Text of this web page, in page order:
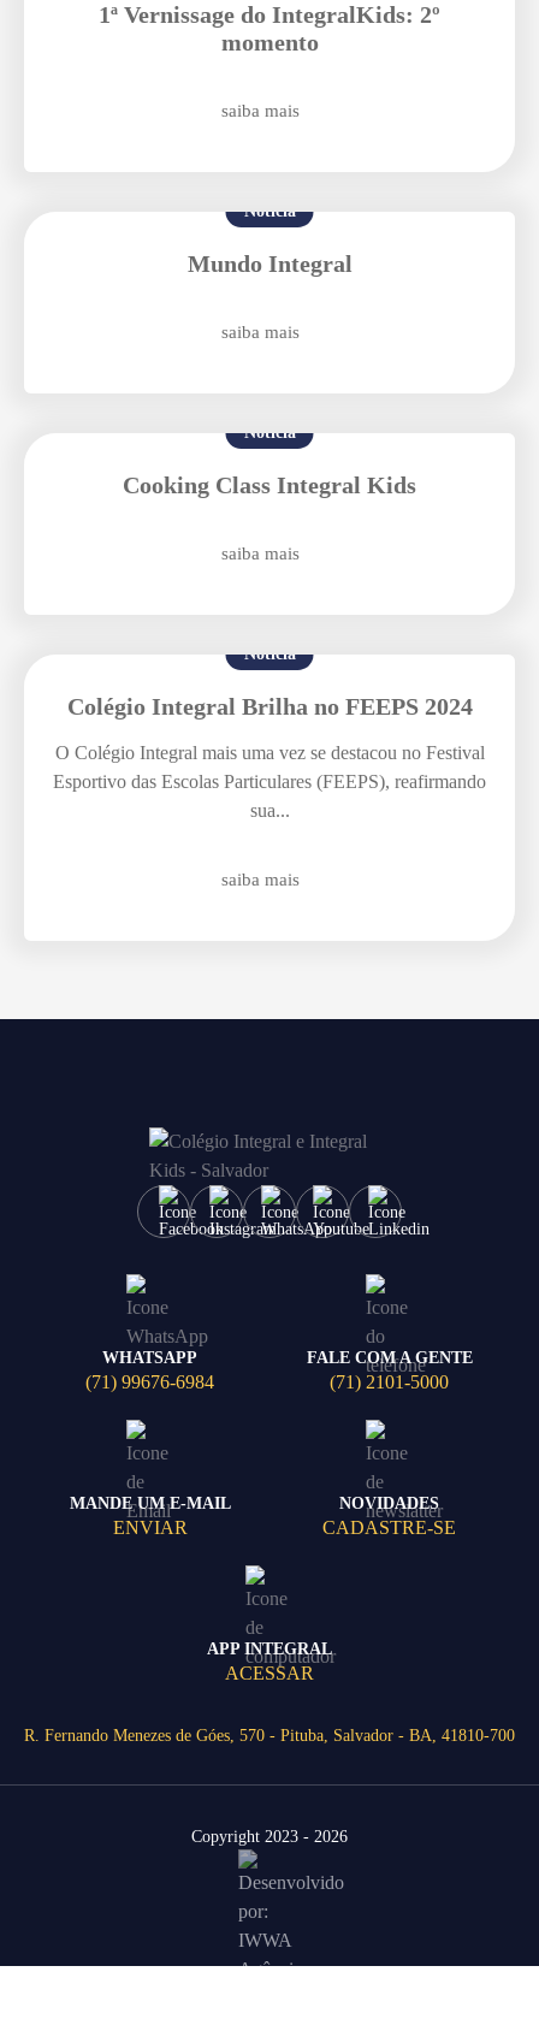
1ª Vernissage do IntegralKids: 2º
momento
saiba mais
Notícia
Mundo Integral
saiba mais
Notícia
Cooking Class Integral Kids
saiba mais
Notícia
Colégio Integral Brilha no FEEPS 2024
O Colégio Integral mais uma vez se destacou no Festival
Esportivo das Escolas Particulares (FEEPS), reafirmando
sua...
saiba mais
WHATSAPP
(71) 99676-6984
FALE COM A GENTE
(71) 2101-5000
MANDE UM E-MAIL
ENVIAR
NOVIDADES
CADASTRE-SE
APP INTEGRAL
ACESSAR
R. Fernando Menezes de Góes, 570 - Pituba, Salvador - BA, 41810-700
Copyright 2023 - 2026
Enviei um E-mail